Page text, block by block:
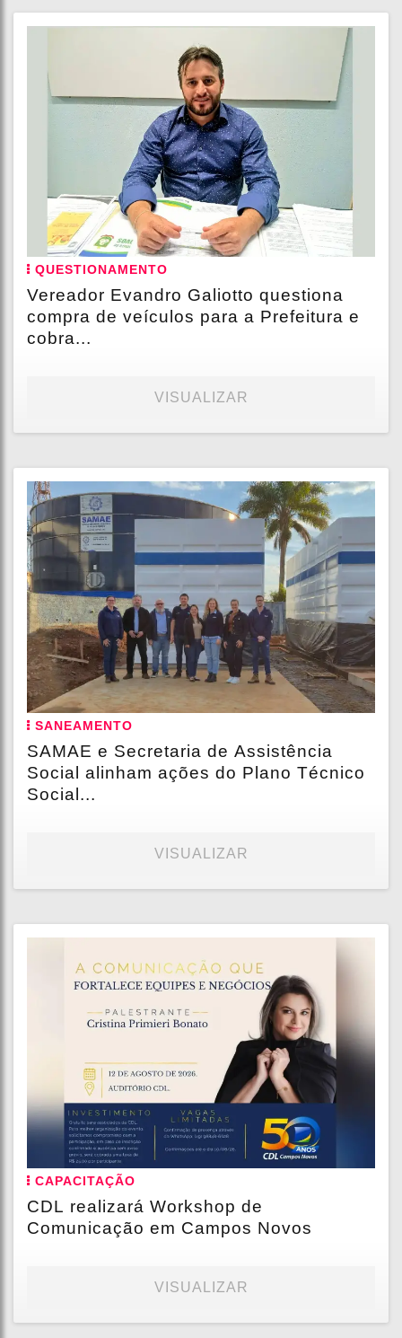
QUESTIONAMENTO
Vereador Evandro Galiotto questiona
compra de veículos para a Prefeitura e
cobra...
VISUALIZAR
SANEAMENTO
SAMAE e Secretaria de Assistência
Social alinham ações do Plano Técnico
Social...
VISUALIZAR
CAPACITAÇÃO
CDL realizará Workshop de
Comunicação em Campos Novos
VISUALIZAR